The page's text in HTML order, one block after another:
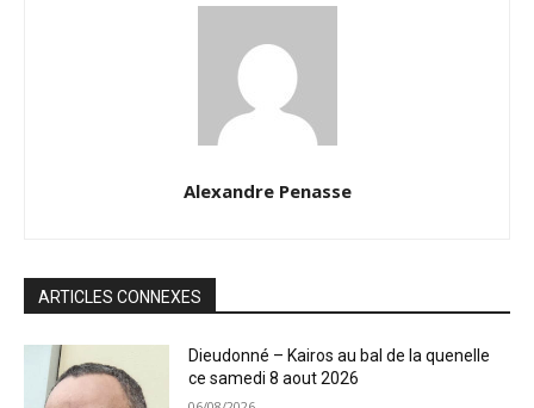
Alexandre Penasse
ARTICLES CONNEXES
Dieudonné – Kairos au bal de la quenelle
ce samedi 8 aout 2026